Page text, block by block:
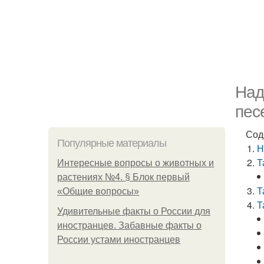
Популярные материалы
Интересные вопросы о животных и
растениях №4. § Блок первый
«Общие вопросы»
Удивительные факты о России для
иностранцев. Забавные факты о
России устами иностранцев